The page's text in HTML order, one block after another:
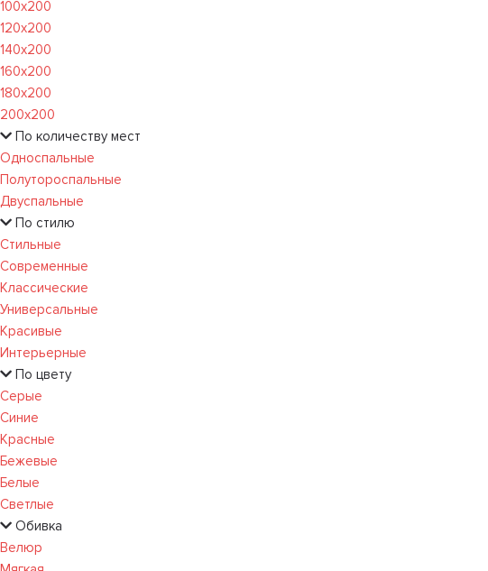
100х200
120x200
140х200
160х200
180х200
200х200
По количеству мест
Односпальные
Полутороспальные
Двуспальные
По стилю
Стильные
Современные
Классические
Универсальные
Красивые
Интерьерные
По цвету
Серые
Синие
Красные
Бежевые
Белые
Светлые
Обивка
Велюр